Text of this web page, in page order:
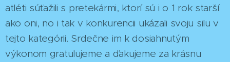
atléti súťažili s pretekármi, ktorí sú i o 1 rok starší
ako oni, no i tak v konkurencii ukázali svoju silu v
tejto kategórii. Srdečne im k dosiahnutým
výkonom gratulujeme a ďakujeme za krásnu